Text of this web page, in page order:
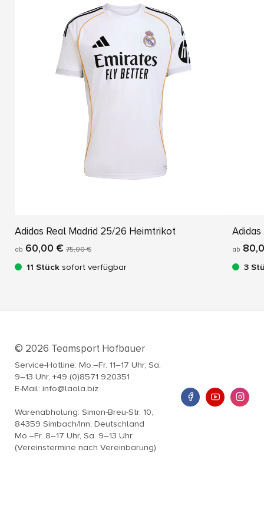
Adidas Real Madrid 25/26 Heimtrikot
ab 60,00 € 75,00 €
11 Stück sofort verfügbar
ab
3
© 2026 Teamsport Hofbauer
Service-Hotline: Mo.–Fr. 11–17 Uhr, Sa.
9–13 Uhr, +49 (0)8571 920351
E-Mail: info@laola.biz
Warenabholung: Simon-Breu-Str. 10,
84359 Simbach/Inn, Deutschland
Mo.–Fr. 8–17 Uhr, Sa. 9–13 Uhr
(Vereinstermine nach Vereinbarung)